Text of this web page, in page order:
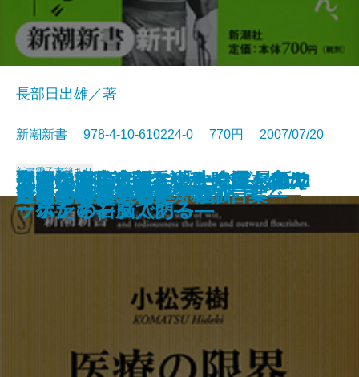
ニッポン最古巡礼
脱DNA宣言―新しい生命観へ向け
て―
本格保守宣言
日本カジノ戦略
いつまでもデブと思うなよ
男はつらいらしい
大帝没後―大正という時代を考え
る―
ロック・フェスティバル
母の介護―102歳で看取るまで―
邦画の昭和史―スターで選ぶDVD
100本―
長部日出雄／著
新潮新書 978-4-10-610224-0 770円 2007/07/20
新書電子書籍あり
医療の限界
いじめの構造
売れないのは誰のせい？―最新マ
ーケティング入門―
とてつもない日本
コテコテ論序説―「なんば」はニ
ッポンの右脳である―
日本人の足を速くする
人間を磨く
聖路加病院訪問看護科―11人のナ
ースたち―
人生の鍛錬―小林秀雄の言葉―
できる会社の社是・社訓